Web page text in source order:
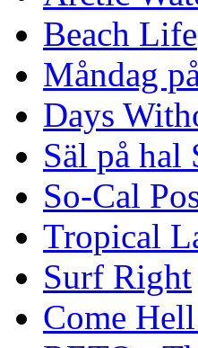
Beach Life
Måndag
Days
Säl på hal
So-Cal
Tropical
Surf Right
Come